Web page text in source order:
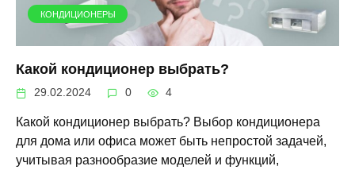
КОНДИЦИОНЕРЫ
Какой кондиционер выбрать?
29.02.2024 0 4
Какой кондиционер выбрать? Выбор кондиционера
для дома или офиса может быть непростой задачей,
учитывая разнообразие моделей и функций,